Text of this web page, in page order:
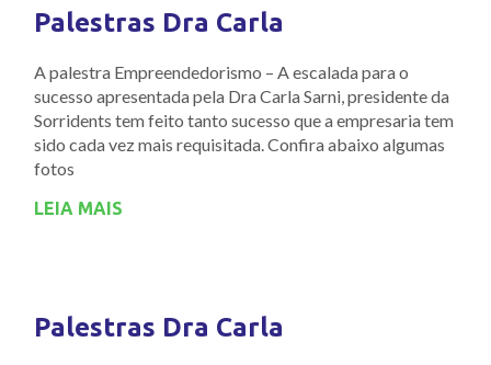
Palestras Dra Carla
A palestra Empreendedorismo – A escalada para o
sucesso apresentada pela Dra Carla Sarni, presidente da
Sorridents tem feito tanto sucesso que a empresaria tem
sido cada vez mais requisitada. Confira abaixo algumas
fotos
LEIA MAIS
Palestras Dra Carla